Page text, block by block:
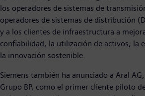
los operadores de sistemas de
operadores de sistemas de distribución
y a los clientes de infraestructura a
confiabilidad, la utilización de activos, la
la innovación sostenible.
Siemens también ha anunciado a Aral
Grupo BP, como el primer cliente piloto